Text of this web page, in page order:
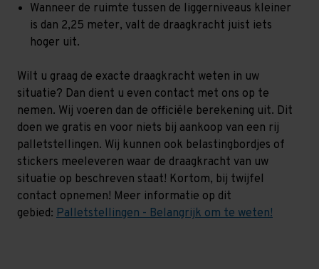
Wanneer de ruimte tussen de liggerniveaus kleiner
is dan 2,25 meter, valt de draagkracht juist iets
hoger uit.
Wilt u graag de exacte draagkracht weten in uw
situatie? Dan dient u even contact met ons op te
nemen. Wij voeren dan de officiële berekening uit. Dit
doen we gratis en voor niets bij aankoop van een rij
palletstellingen. Wij kunnen ook belastingbordjes of
stickers meeleveren waar de draagkracht van uw
situatie op beschreven staat! Kortom, bij twijfel
contact opnemen! Meer informatie op dit
gebied: Palletstellingen - Belangrijk om te weten!